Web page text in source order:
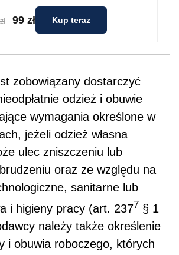
99 zł Kup teraz
zobowiązany dostarczyć
odzież i obuwie
wymagania określone w
jeżeli odzież własna
ulec zniszczeniu lub
oraz ze względu na
sanitarne lub
i higieny pracy (art. 2377 § 1
należy także określenie
i obuwia roboczego, których